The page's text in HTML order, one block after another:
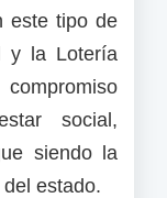
este tipo de
y la Lotería
social,
siendo la
estado.